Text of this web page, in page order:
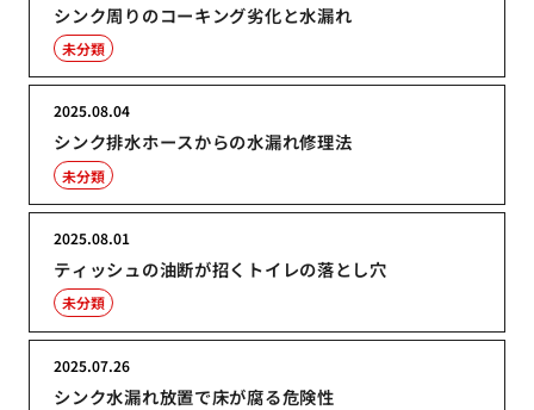
シンク周りのコーキング劣化と水漏れ
未分類
シンク排水ホースからの水漏れ修理法
2025.08.04
未分類
ティッシュの油断が招くトイレの落とし穴
2025.08.01
未分類
シンク水漏れ放置で床が腐る危険性
2025.07.26